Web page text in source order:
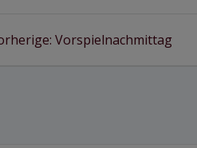
Vorheriger
Vorspielnachmittag